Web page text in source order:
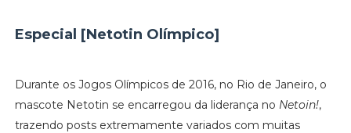
Especial [Netotin Olímpico]
Durante os Jogos Olímpicos de 2016, no Rio de Janeiro, o
mascote Netotin se encarregou da liderança no Netoin!,
trazendo posts extremamente variados com muitas